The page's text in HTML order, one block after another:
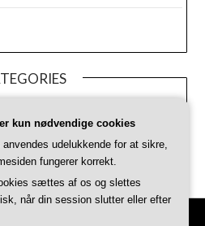
by
kun nødvendige cookies
anvendes udelukkende for at sikre,
fungerer korrekt.
sættes af os og slettes
når din session slutter eller efter